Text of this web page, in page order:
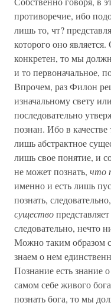
противоречие, ибо
лишь то, чт?
которого оно
конкретен, то мы
и то первоначальное,
Впрочем, раз Филон
изначальному свету
последовательно
познан. Ибо в качестве
лишь абстрактное
лишь свое понятие, и
не может познать, что
именно и есть лишь
познать,
существо
следовательно, нечто
Можно таким образом
знаем о нем
Познание есть знание
самом себе живого
познать бога, то мы